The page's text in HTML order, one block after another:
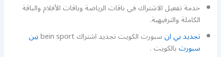
خدمة تفعيل الاشتراك في باقات الرياضة وباقات الأفلام والباقة
الكاملة والترفيهية.
تجديد بي انسبورت الكويت تجديد اشتراك bein sport بين
سبورتبالكويت .